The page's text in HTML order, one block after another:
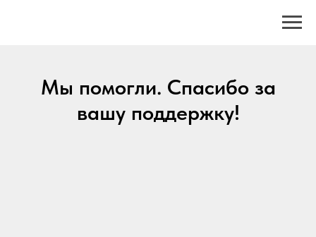
Мы помогли. Спасибо за
вашу поддержку!